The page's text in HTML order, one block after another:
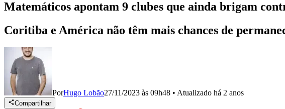
Matemáticos apontam 9 clubes que ainda brigam
Coritiba e América não têm mais chances de
PorHugo Lobão27/11/2023 às 09h48 • Atualizado há 2 anos
Compartilhar